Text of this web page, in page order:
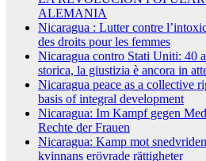
ALEMANIA
Nicaragua : Lutter contre
des droits pour les femmes
Nicaragua contro Stati Uniti: 40
storica, la giustizia è ancora in
Nicaragua peace as a collective
basis of integral development
Nicaragua: Im Kampf gegen
Rechte der Frauen
Nicaragua: Kamp mot
kvinnans erövrade rättigheter